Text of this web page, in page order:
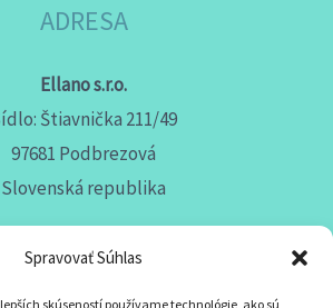
Spravovať Súhlas
skúseností používame technológie, ako sú
ADRESA
Ellano s.r.o.
Štiavnička 211/49
97681 Podbrezová
Slovenská republika